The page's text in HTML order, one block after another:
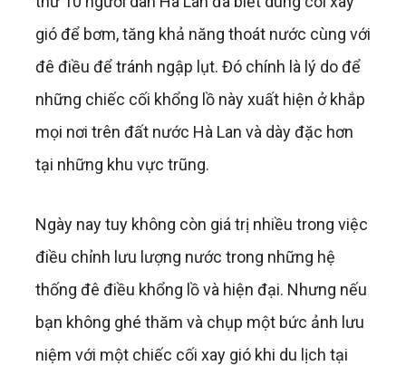
gió để bơm, tăng khả năng thoát nước cùng với
đê điều để tránh ngập lụt. Đó chính là lý do để
những chiếc cối khổng lồ này xuất hiện ở khắp
mọi nơi trên đất nước Hà Lan và dày đặc hơn
tại những khu vực trũng.
Ngày nay tuy không còn giá trị nhiều trong việc
điều chỉnh lưu lượng nước trong những hệ
thống đê điều khổng lồ và hiện đại. Nhưng nếu
bạn không ghé thăm và chụp một bức ảnh lưu
niệm với một chiếc cối xay gió khi du lịch tại